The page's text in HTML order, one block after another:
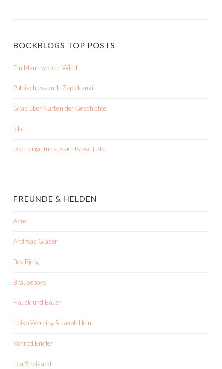
BOCKBLOGS TOP POSTS
Ein Mann wie der Wind
Polnisch essen 1: Zapiekanki
Gras über Narben der Geschichte
Icke
Die Heilige für aussichtslose Fälle
FREUNDE & HELDEN
Ahne
Andreas Gläser
Bov Bjerg
Brauseboys
Hauck und Bauer
Heiko Werning & Jakob Hein
Konrad Endler
Lea Streisand